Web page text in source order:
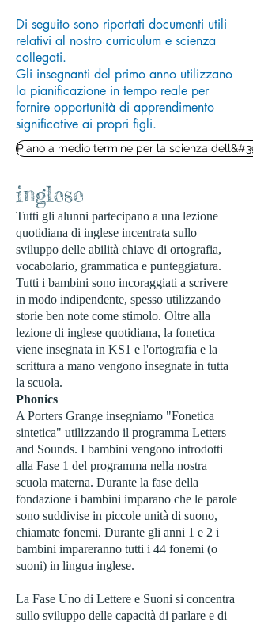
Di seguito sono riportati documenti utili
relativi al nostro curriculum e scienza
collegati.
Gli insegnanti del primo anno utilizzano
la pianificazione in tempo reale per
fornire opportunità di apprendimento
significative ai propri figli.
Piano a medio termine per la scienza
inglese
Tutti gli alunni partecipano a una lezione
quotidiana di inglese incentrata sullo
sviluppo delle abilità chiave di ortografia,
vocabolario, grammatica e punteggiatura.
Tutti i bambini sono incoraggiati a scrivere
in modo indipendente, spesso utilizzando
storie ben note come stimolo. Oltre alla
lezione di inglese quotidiana, la fonetica
viene insegnata in KS1 e l'ortografia e la
scrittura a mano vengono insegnate in tutta
la scuola.
Phonics
A Porters Grange insegniamo "Fonetica
sintetica" utilizzando il programma Letters
and Sounds. I bambini vengono introdotti
alla Fase 1 del programma nella nostra
scuola materna. Durante la fase della
fondazione i bambini imparano che le parole
sono suddivise in piccole unità di suono,
chiamate fonemi. Durante gli anni 1 e 2 i
bambini impareranno tutti i 44 fonemi (o
suoni) in lingua inglese.
La Fase Uno di Lettere e Suoni si concentra
sullo sviluppo delle capacità di parlare e di